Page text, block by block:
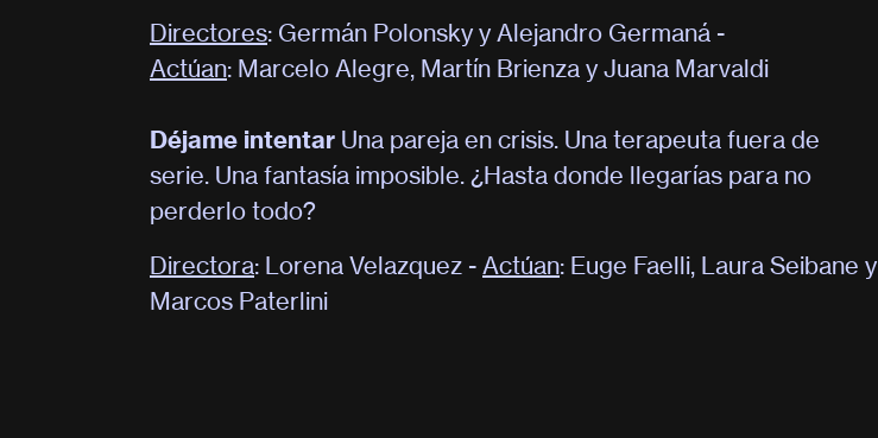
Directores: Germán Polonsky y Alejandro Germaná -
Actúan: Marcelo Alegre, Martín Brienza y Juana Marvaldi
Déjame intentar Una pareja en crisis. Una terapeuta fuera de
serie. Una fantasía imposible. ¿Hasta donde llegarías para no
perderlo todo?
Directora: Lorena Velazquez - Actúan: Euge Faelli, Laura Seibane y
Marcos Paterlini